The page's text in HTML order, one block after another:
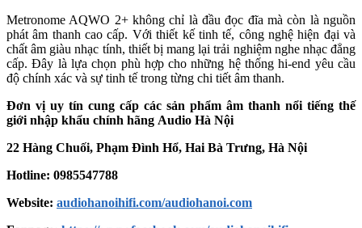
Metronome AQWO 2+ không chỉ là đầu đọc đĩa mà còn là nguồn
phát âm thanh cao cấp. Với thiết kế tinh tế, công nghệ hiện đại và
chất âm giàu nhạc tính, thiết bị mang lại trải nghiệm nghe nhạc đẳng
cấp. Đây là lựa chọn phù hợp cho những hệ thống hi-end yêu cầu
độ chính xác và sự tinh tế trong từng chi tiết âm thanh.
Đơn vị uy tín cung cấp các sản phẩm âm thanh nổi tiếng thế
giới nhập khẩu chính hãng Audio Hà Nội
22 Hàng Chuối, Phạm Đình Hổ, Hai Bà Trưng, Hà Nội
Hotline: 0985547788
Website: audiohanoihifi.com/audiohanoi.com